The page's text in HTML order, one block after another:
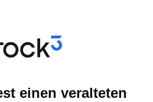
einen veralteten